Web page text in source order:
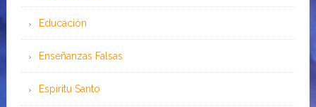
Educación
Enseñanzas Falsas
Espíritu Santo